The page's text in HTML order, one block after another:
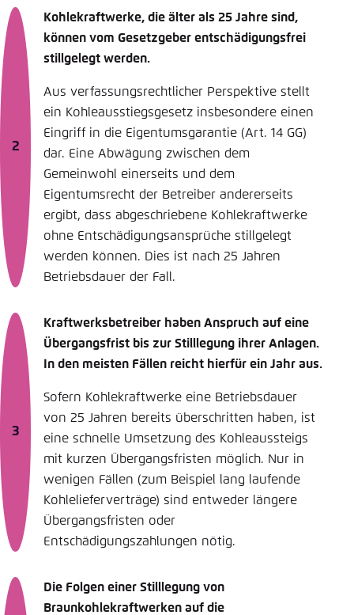
Kohlekraftwerke, die älter als 25 Jahre sind,
können vom Gesetzgeber entschädigungsfrei
still­gelegt werden.
Aus verfassungsrechtlicher Perspektive stellt
ein Kohleausstiegsgesetz insbesondere einen
Eingriff in die Eigentumsgarantie (Art. 14 GG)
dar. Eine Abwägung zwischen dem
Gemeinwohl einerseits und dem
Eigentumsrecht der Betreiber andererseits
ergibt, dass abgeschriebene Kohlekraftwerke
ohne Entschädigungsansprüche stillgelegt
werden können. Dies ist nach 25 Jahren
Betriebsdauer der Fall.
Kraftwerksbetreiber haben Anspruch auf eine
Übergangsfrist bis zur Stilllegung ihrer Anlagen.
In den meisten Fällen reicht hierfür ein Jahr aus.
Sofern Kohlekraftwerke eine Betriebsdauer
von 25 Jahren bereits überschritten haben, ist
eine schnelle Umsetzung des Kohleaussteigs
mit kurzen Übergangsfristen möglich. Nur in
wenigen Fällen (zum Beispiel lang laufende
Kohlelieferverträge) sind entweder längere
Übergangsfristen oder
Entschädigungszahlungen nötig.
Die Folgen einer Stilllegung von
Braunkohlekraftwerken auf die